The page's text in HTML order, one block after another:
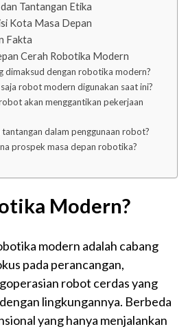
Tantangan Etika
Kota Masa Depan
Fakta
Cerah Robotika Modern
dimaksud dengan robotika modern?
robot modern digunakan saat ini?
akan menggantikan pekerjaan
tantangan dalam penggunaan robot?
prospek masa depan robotika?
Modern?
modern adalah cabang
pada perancangan,
robot cerdas yang
lingkungannya. Berbeda
yang hanya menjalankan